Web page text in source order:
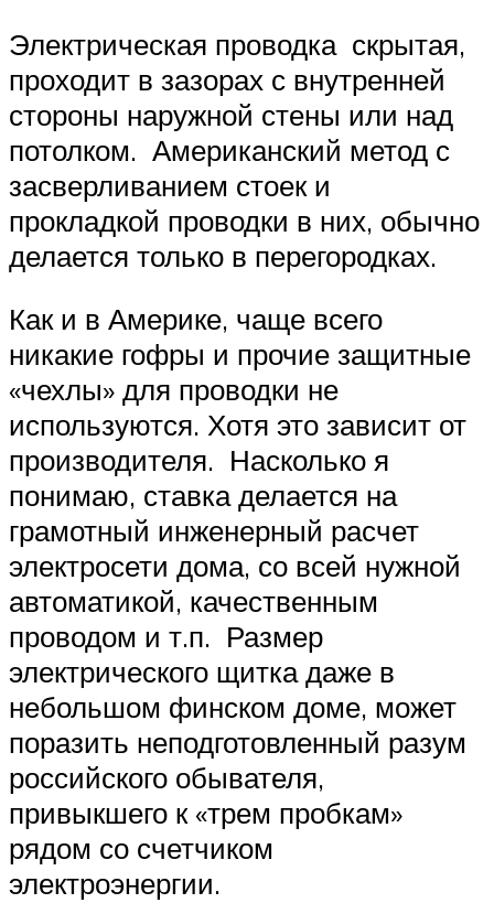
Электрическая проводка скрытая,
проходит в зазорах с внутренней
стороны наружной стены или над
потолком. Американский метод с
засверливанием стоек и
прокладкой проводки в них, обычно
делается только в перегородках.
Как и в Америке, чаще всего
никакие гофры и прочие защитные
«чехлы» для проводки не
используются. Хотя это зависит от
производителя. Насколько я
понимаю, ставка делается на
грамотный инженерный расчет
электросети дома, со всей нужной
автоматикой, качественным
проводом и т.п. Размер
электрического щитка даже в
небольшом финском доме, может
поразить неподготовленный разум
российского обывателя,
привыкшего к «трем пробкам»
рядом со счетчиком
электроэнергии.